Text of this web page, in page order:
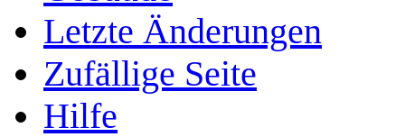
Letzte Änderungen
Zufällige Seite
Hilfe